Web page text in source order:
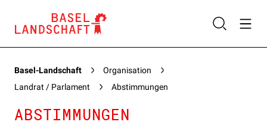
Basel-Landschaft
Organisation
Landrat / Parlament
Abstimmungen
ABSTIMMUNGEN